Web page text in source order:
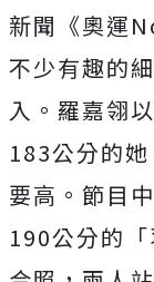
新聞《奧運
不少有趣的
入。羅嘉翎
183公分的
要高。節目
190公分的